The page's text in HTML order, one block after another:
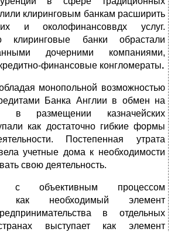
клиринговым банкам расширить
и околофинансоввдх услуг.
клиринговые банки обрастали
дочерними компаниями,
финансовые конгломераты.
монопольной возможностью
Банка Англии в обмен на
в размещении казначейских
как достаточно гибкие формы
Постепенная утрата
учетные дома к необходимости
свою деятельность.
с объективным процессом
как необходимый элемент
в отдельных
выступает как элемент